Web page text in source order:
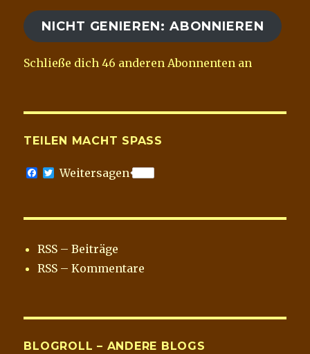
Adresse
NICHT GENIEREN: ABONNIEREN
Schließe dich 46 anderen Abonnenten an
TEILEN MACHT SPASS
F
b
k
T
t
Weitersagen
RSS – Beiträge
RSS – Kommentare
BLOGROLL – ANDERE BLOGS